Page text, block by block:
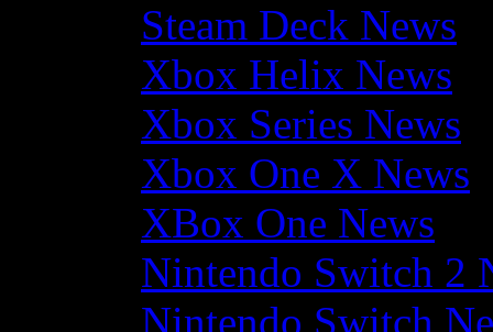
Steam Deck News
Xbox Helix News
Xbox Series News
Xbox One X News
XBox One News
Nintendo Switch 2
Nintendo Switch